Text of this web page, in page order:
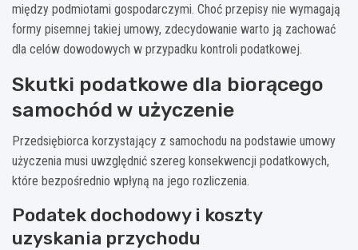
między podmiotami gospodarczymi. Choć przepisy nie wymagają
formy pisemnej takiej umowy, zdecydowanie warto ją zachować
dla celów dowodowych w przypadku kontroli podatkowej.
Skutki podatkowe dla biorącego
samochód w użyczenie
Przedsiębiorca korzystający z samochodu na podstawie umowy
użyczenia musi uwzględnić szereg konsekwencji podatkowych,
które bezpośrednio wpłyną na jego rozliczenia.
Podatek dochodowy i koszty
uzyskania przychodu